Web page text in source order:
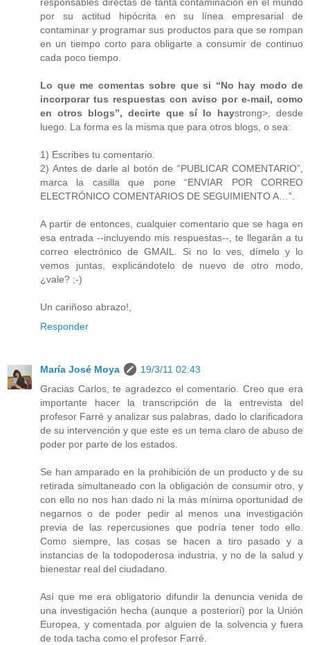
por su actitud hipócrita en su línea empresarial de
contaminar y programar sus productos para que se rompan
en un tiempo corto para obligarte a consumir de continuo
cada poco tiempo.
Lo que me comentas sobre que si “No hay modo de
incorporar tus respuestas con aviso por e-mail, como
en otros blogs”, decirte que sí lo haystrong>, desde
luego. La forma es la misma que para otros blogs, o sea:
1) Escribes tu comentario.
2) Antes de darle al botón de “PUBLICAR COMENTARIO”,
marca la casilla que pone “ENVIAR POR CORREO
ELECTRÓNICO COMENTARIOS DE SEGUIMIENTO A…”.
A partir de entonces, cualquier comentario que se haga en
esa entrada --incluyendo mis respuestas--, te llegarán a tu
correo electrónico de GMAIL. Si no lo ves, dímelo y lo
vemos juntas, explicándotelo de nuevo de otro modo,
¿vale? ;-)
Un cariñoso abrazo!,
Responder
María José Moya
19/3/11 02:43
Gracias Carlos, te agradezco el comentario. Creo que era
importante hacer la transcripción de la entrevista del
profesor Farré y analizar sus palabras, dado lo clarificadora
de su intervención y que este es un tema claro de abuso de
poder por parte de los estados.
Se han amparado en la prohibición de un producto y de su
retirada simultaneado con la obligación de consumir otro, y
con ello no nos han dado ni la más mínima oportunidad de
negarnos o de poder pedir al menos una investigación
previa de las repercusiones que podría tener todo ello.
Como siempre, las cosas se hacen a tiro pasado y a
instancias de la todopoderosa industria, y no de la salud y
bienestar real del ciudadano.
Así que me era obligatorio difundir la denuncia venida de
una investigación hecha (aunque a posteriori) por la Unión
Europea, y comentada por alguien de la solvencia y fuera
de toda tacha como el profesor Farré.